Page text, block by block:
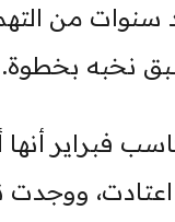
سنوات من
نخبه بخطوة.
فبراير
اعتادت،